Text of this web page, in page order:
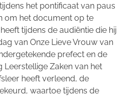
het pontificaat van paus
om het document op te
tijdens de audiëntie die hij
van Onze Lieve Vrouw van
prefect en de
Leerstellige Zaken van het
heeft verleend, de
waartoe tijdens de